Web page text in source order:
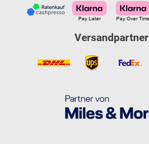
Versandpartner